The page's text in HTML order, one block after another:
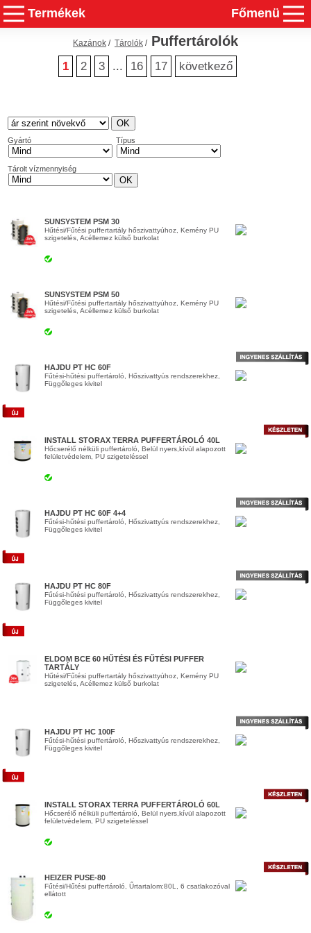
Termékek Főmenü
Kazánok / Tárolók / Puffertárolók
1 2 3 ... 16 17 következő
Gyártó Típus
Tárolt vízmennyiség
SUNSYSTEM PSM 30
Hűtési/Fűtési puffertartály hőszivattyúhoz, Kemény PU
szigetelés, Acéllemez külső burkolat
SUNSYSTEM PSM 50
Hűtési/Fűtési puffertartály hőszivattyúhoz, Kemény PU
szigetelés, Acéllemez külső burkolat
HAJDU PT HC 60F
Fűtési-hűtési puffertároló, Hőszivattyús rendszerekhez,
Függőleges kivitel
INSTALL STORAX TERRA PUFFERTÁROLÓ 40L
Hőcserélő nélküli puffertároló, Belül nyers,kívül alapozott
felületvédelem, PU szigeteléssel
HAJDU PT HC 60F 4+4
Fűtési-hűtési puffertároló, Hőszivattyús rendszerekhez,
Függőleges kivitel
HAJDU PT HC 80F
Fűtési-hűtési puffertároló, Hőszivattyús rendszerekhez,
Függőleges kivitel
ELDOM BCE 60 HŰTÉSI ÉS FŰTÉSI PUFFER
TARTÁLY
Hűtési/Fűtési puffertartály hőszivattyúhoz, Kemény PU
szigetelés, Acéllemez külső burkolat
HAJDU PT HC 100F
Fűtési-hűtési puffertároló, Hőszivattyús rendszerekhez,
Függőleges kivitel
INSTALL STORAX TERRA PUFFERTÁROLÓ 60L
Hőcserélő nélküli puffertároló, Belül nyers,kívül alapozott
felületvédelem, PU szigeteléssel
HEIZER PUSE-80
Fűtési/Hűtési puffertároló, Űrtartalom:80L, 6 csatlakozóval
ellátott